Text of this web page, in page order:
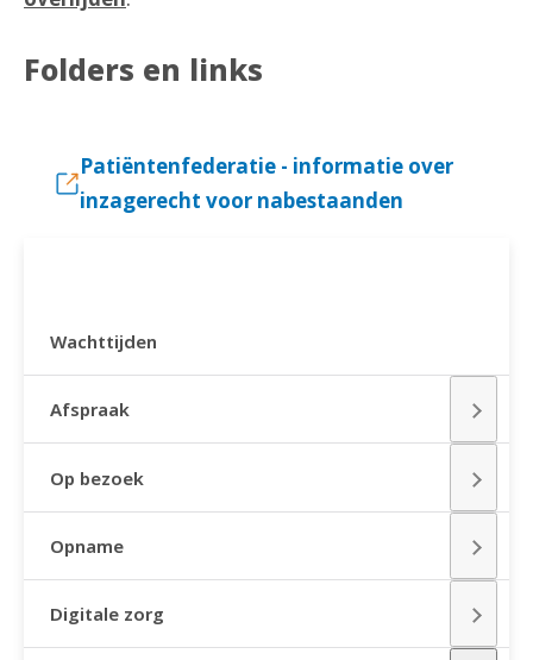
Wachttijden
Afspraak
Op bezoek
Opname
Digitale zorg
Folders en links
Patiëntenfederatie - informatie over
inzagerecht voor nabestaanden